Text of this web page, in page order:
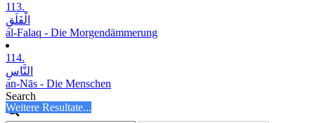
113.
الْفَلَقِ
al-Falaq - Die Morgendämmerung
114.
النَّاسِ
an-Nās - Die Menschen
Search
Weitere Resultate...